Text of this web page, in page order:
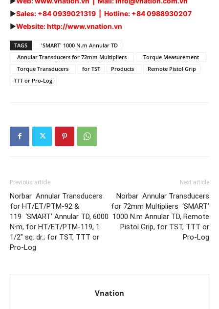
►Sales: +84 0939021319 | Hotline: +84 0988930207
►Website: http://www.vnation.vn
TAGS
'SMART' 1000 N.m Annular TD
Annular Transducers for 72mm Multipliers
Torque Measurement
Torque Transducers
for TST Products
Remote Pistol Grip
TTT or Pro-Log
Previous article
Norbar Annular Transducers
for HT/ET/PTM-92 &
119 ‘SMART’ Annular TD, 6000
N·m, for HT/ET/PTM-119, 1
1/2″ sq. dr.; for TST, TTT or
Pro-Log
Next article
Norbar Annular Transducers
for 72mm Multipliers ‘SMART’
1000 N.m Annular TD, Remote
Pistol Grip, for TST, TTT or
Pro-Log
Vnation